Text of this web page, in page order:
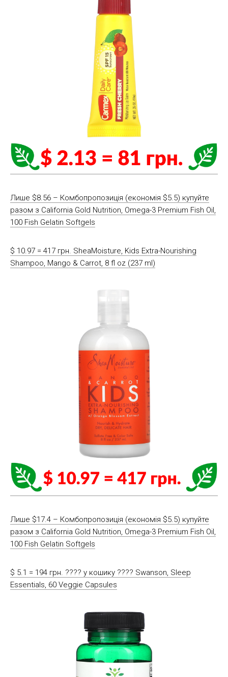
Лише $8.56 – Комбопропозиція (економія $5.5) купуйте
разом з California Gold Nutrition, Omega-3 Premium Fish Oil,
100 Fish Gelatin Softgels
$ 10.97 = 417 грн. SheaMoisture, Kids Extra-Nourishing
Shampoo, Mango & Carrot, 8 fl oz (237 ml)
Лише $17.4 – Комбопропозиція (економія $5.5) купуйте
разом з California Gold Nutrition, Omega-3 Premium Fish Oil,
100 Fish Gelatin Softgels
$ 5.1 = 194 грн. ????️ у кошику ????️ Swanson, Sleep
Essentials, 60 Veggie Capsules